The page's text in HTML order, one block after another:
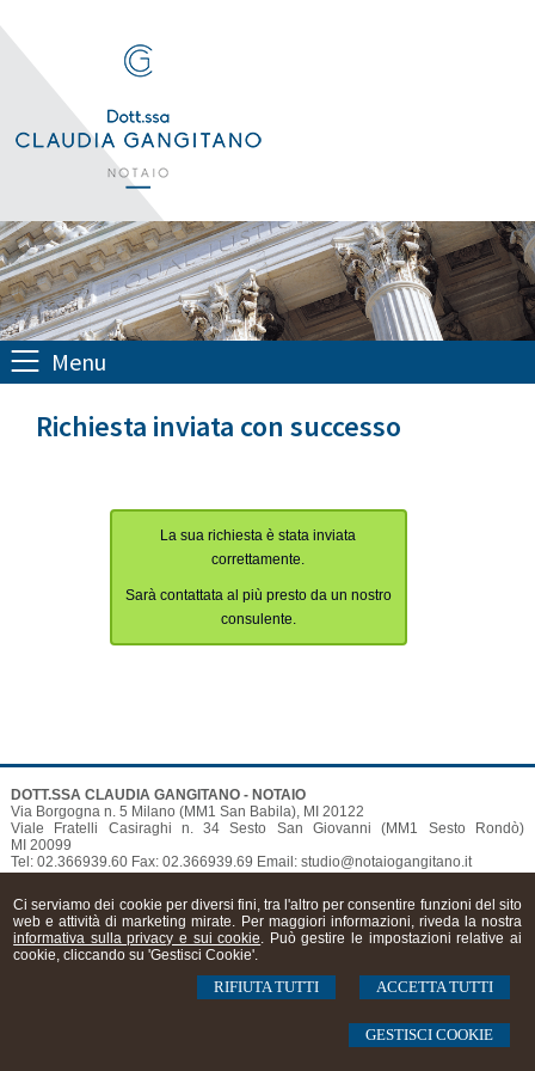
Ci serviamo dei cookie per diversi fini, tra l'altro per consentire funzioni del sito
web e attività di marketing mirate. Per maggiori informazioni, riveda la nostra
informativa sulla privacy e sui cookie. Può gestire le impostazioni relative ai
cookie, cliccando su 'Gestisci Cookie'.
ACCETTA TUTTI
RIFIUTA TUTTI
GESTISCI COOKIE
Menu
Richiesta inviata con successo
La sua richiesta è stata inviata
correttamente.
Sarà contattata al più presto da un nostro
consulente.
DOTT.SSA CLAUDIA GANGITANO - NOTAIO
Via Borgogna n. 5 Milano (MM1 San Babila), MI 20122
Viale Fratelli Casiraghi n. 34 Sesto San Giovanni (MM1 Sesto Rondò)
MI 20099
Tel: 02.366939.60 Fax: 02.366939.69 Email: studio@notaiogangitano.it
Sitemap-Privacy-Cookie Policy-Gestisci Cookie- Credits